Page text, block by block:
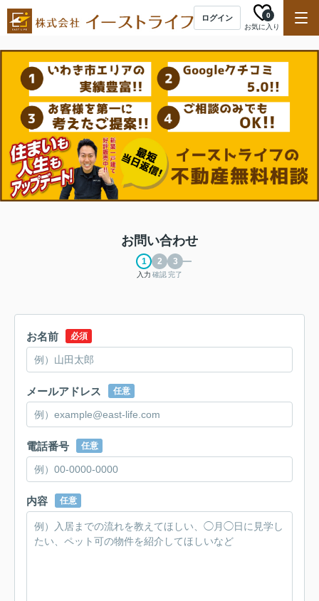
ログイン
お気に入り
0
お問い合わせ
入力 確認完了
お名前 必須
メールアドレス 任意
電話番号 任意
内容 任意